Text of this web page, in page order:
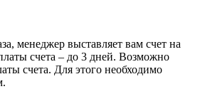
менеджер выставляет вам счет на
счета – до 3 дней. Возможно
счета. Для этого необходимо